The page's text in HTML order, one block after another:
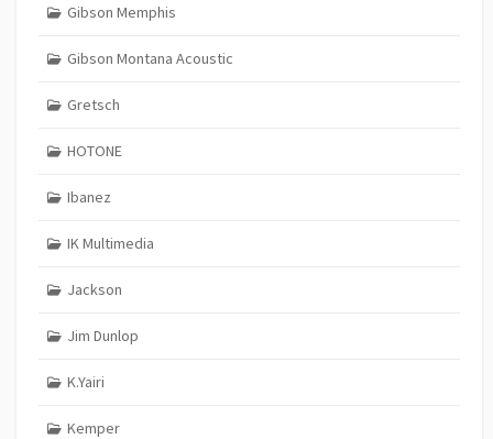
Gibson Memphis
Gibson Montana Acoustic
Gretsch
HOTONE
Ibanez
IK Multimedia
Jackson
Jim Dunlop
K.Yairi
Kemper